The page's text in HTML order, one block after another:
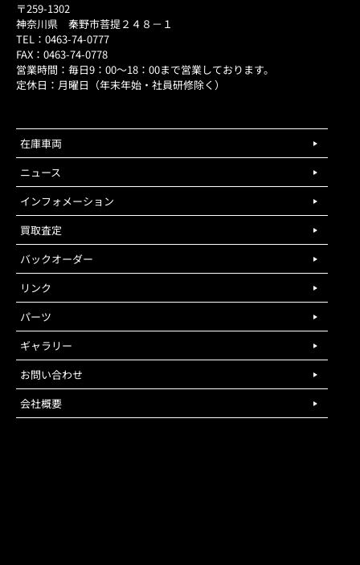
〒259-1302
神奈川県 秦野市菩提２４８－１
TEL：0463-74-0777
FAX：0463-74-0778
営業時間：毎日9：00～18：00まで営業しております。
定休日：月曜日（年末年始・社員研修除く）
在庫車両
ニュース
インフォメーション
買取査定
バックオーダー
リンク
パーツ
ギャラリー
お問い合わせ
会社概要